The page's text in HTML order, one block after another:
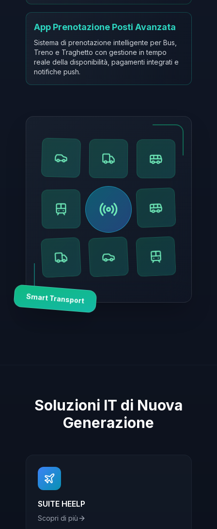
App Prenotazione Posti Avanzata
Sistema di prenotazione intelligente per Bus,
Treno e Traghetto con gestione in tempo
reale della disponibilità, pagamenti integrati e
notifiche push.
Smart Transport
Soluzioni IT di Nuova
Generazione
SUITE HEELP
Scopri di più